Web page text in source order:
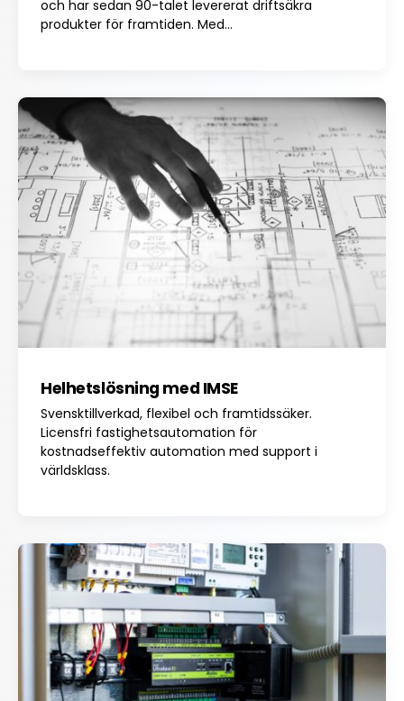
och har sedan 90-talet levererat driftsäkra
produkter för framtiden. Med...
Helhetslösning med IMSE
Svensktillverkad, flexibel och framtidssäker.
Licensfri fastighetsautomation för
kostnadseffektiv automation med support i
världsklass.